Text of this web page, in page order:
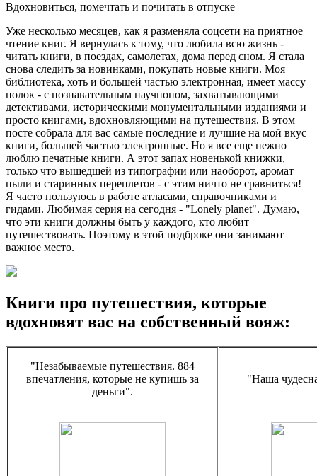
Вдохновиться, помечтать и почитать в отпуске
Уже несколько месяцев, как я разменяла соцсети на приятное
чтение книг. Я вернулась к тому, что любила всю жизнь -
читать книги, в поездах, самолетах, дома перед сном. Я стала
снова следить за новинками, покупать новые книги. Моя
библиотека, хоть и большей частью электронная, имеет массу
полок - с познавательным научпопом, захватывающими
детективами, историческими монументальными изданиями и
просто книгами, вдохновляющими на путешествия. В этом
посте собрала для вас самые последние и лучшие на мой вкус
книги, большей частью электронные. Но я все еще нежно
люблю печатные книги. А этот запах новенькой книжки,
только что вышедшей из типографии или наоборот, аромат
пыли и старинных переплетов - с этим ничто не сравниться!
Я часто пользуюсь в работе атласами, справочниками и
гидами. Любимая серия на сегодня - "Lonely planet". Думаю,
что эти книги должны быть у каждого, кто любит
путешествовать. Поэтому в этой подброке они занимают
важное место.
Книги про путешествия, которые
вдохновят вас на собственный вояж:
"Незабываемые путешествия. 884
впечатления, которые не купишь за
деньги".
"Наша